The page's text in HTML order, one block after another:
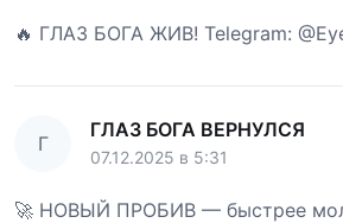
🔥 ГЛАЗ БОГА ЖИВ! Telegram:
Г
ГЛАЗ БОГА ВЕРНУЛСЯ
07.12.2025 в 5:31
🚀 НОВЫЙ ПРОБИВ — быстрее